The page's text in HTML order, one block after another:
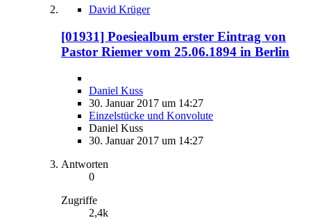
David Krüger
[01931] Poesiealbum erster Eintrag von
Pastor Riemer vom 25.06.1894 in Berlin
Daniel Kuss
30. Januar 2017 um 14:27
Einzelstücke und Konvolute
Daniel Kuss
30. Januar 2017 um 14:27
Antworten
0
Zugriffe
2,4k